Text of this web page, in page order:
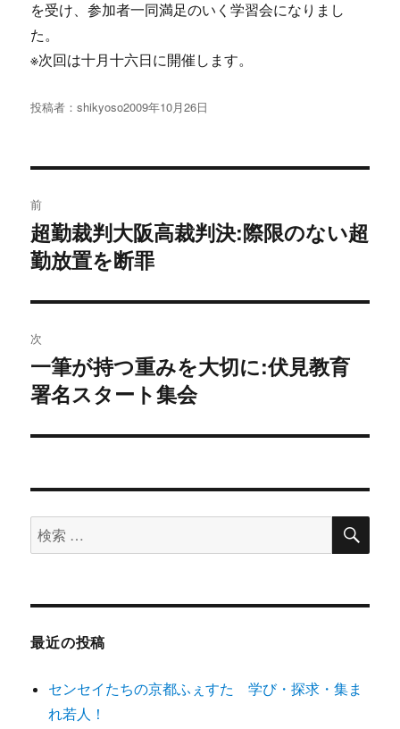
を受け、参加者一同満足のいく学習会になりまし
た。
※次回は十月十六日に開催します。
投稿者：shikyoso投
2009年10月26日
稿
ナ
ビ
ゲ
ー
シ
ン
前
過
去
投
稿:
超勤裁判大阪高裁判決:際限のない超
勤放置を断罪
次
次
の
稿:
一筆が持つ重みを大切に:伏見教育
署名スタート集会
検
索
象:
検
最近の投稿
センセイたちの京都ふぇすた 学び・探求・集ま
れ若人！